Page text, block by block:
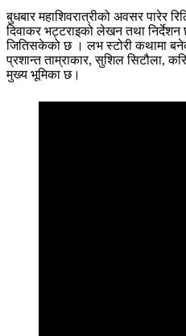
बुधबार महाशिवरात्रीको अवसर पारेर
दिवाकर भट्टराइको लेखन तथा
जितिसकेको छ । लभ स्टोरी कथामा
प्रशान्त ताम्राकार, सुशिल सिटौला,
मुख्य भूमिका छ।